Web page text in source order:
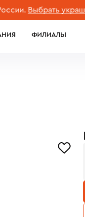
Выбрать украшение
ФИЛИАЛЫ